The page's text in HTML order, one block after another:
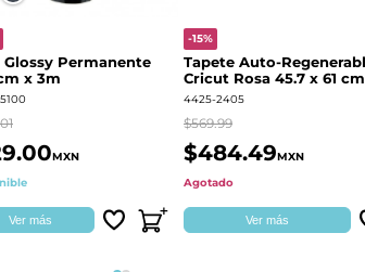
Permanente
x 3m
MXN
Ver más
-15%
Tapete Auto-
Cricut Rosa 45.7 x 61 cm
2004713
4425-2405
$569.99
$484.49MXN
Agotado
Ver más